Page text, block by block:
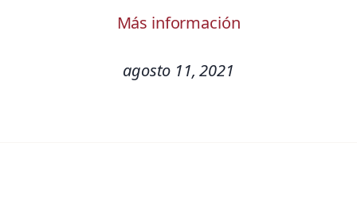
Más información
agosto 11, 2021